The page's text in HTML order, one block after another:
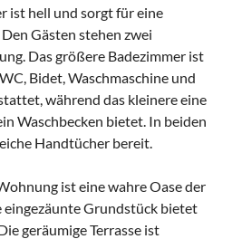
ist hell und sorgt für eine
Gästen stehen zwei
Das größere Badezimmer ist
Bidet, Waschmaschine und
während das kleinere eine
Waschbecken bietet. In beiden
Handtücher bereit.
ist eine wahre Oase der
eingezäunte Grundstück bietet
geräumige Terrasse ist